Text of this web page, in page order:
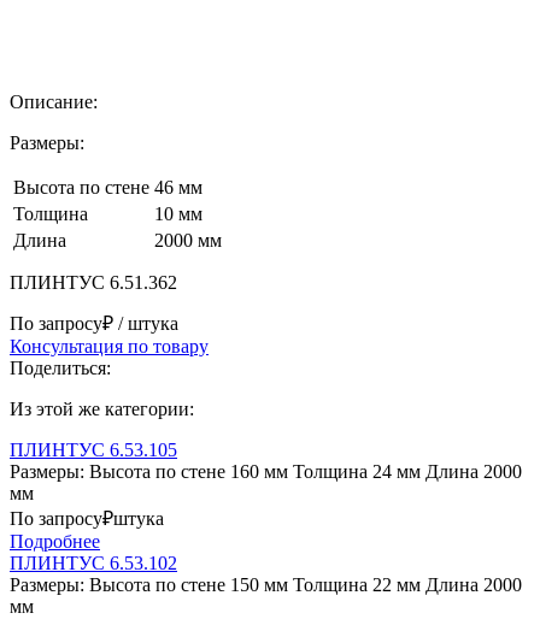
Описание:
Размеры:
Высота по стене 46 мм
Толщина
10 мм
Длина
2000 мм
ПЛИНТУС 6.51.362
По запросу₽ / штука
Консультация по товару
Поделиться:
Из этой же категории:
ПЛИНТУС 6.53.105
Размеры: Высота по стене 160 мм Толщина 24 мм Длина 2000
мм
По запросу₽штука
Подробнее
ПЛИНТУС 6.53.102
Размеры: Высота по стене 150 мм Толщина 22 мм Длина 2000
мм